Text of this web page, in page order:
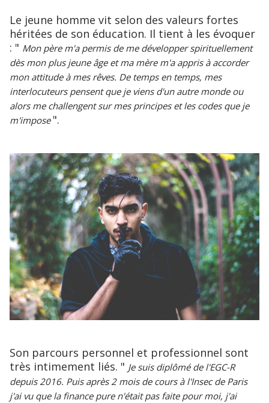
Le jeune homme vit selon des valeurs fortes
héritées de son éducation. Il tient à les évoquer
: " Mon père m'a permis de me développer spirituellement
dès mon plus jeune âge et ma mère m'a appris à accorder
mon attitude à mes rêves. De temps en temps, mes
interlocuteurs pensent que je viens d'un autre monde ou
alors me challengent sur mes principes et les codes que je
m'impose ".
Son parcours personnel et professionnel sont
très intimement liés. " Je suis diplômé de l'EGC-R
depuis 2016. Puis après 2 mois de cours à l'Insec de Paris
j'ai vu que la finance pure n'était pas faite pour moi, j'ai